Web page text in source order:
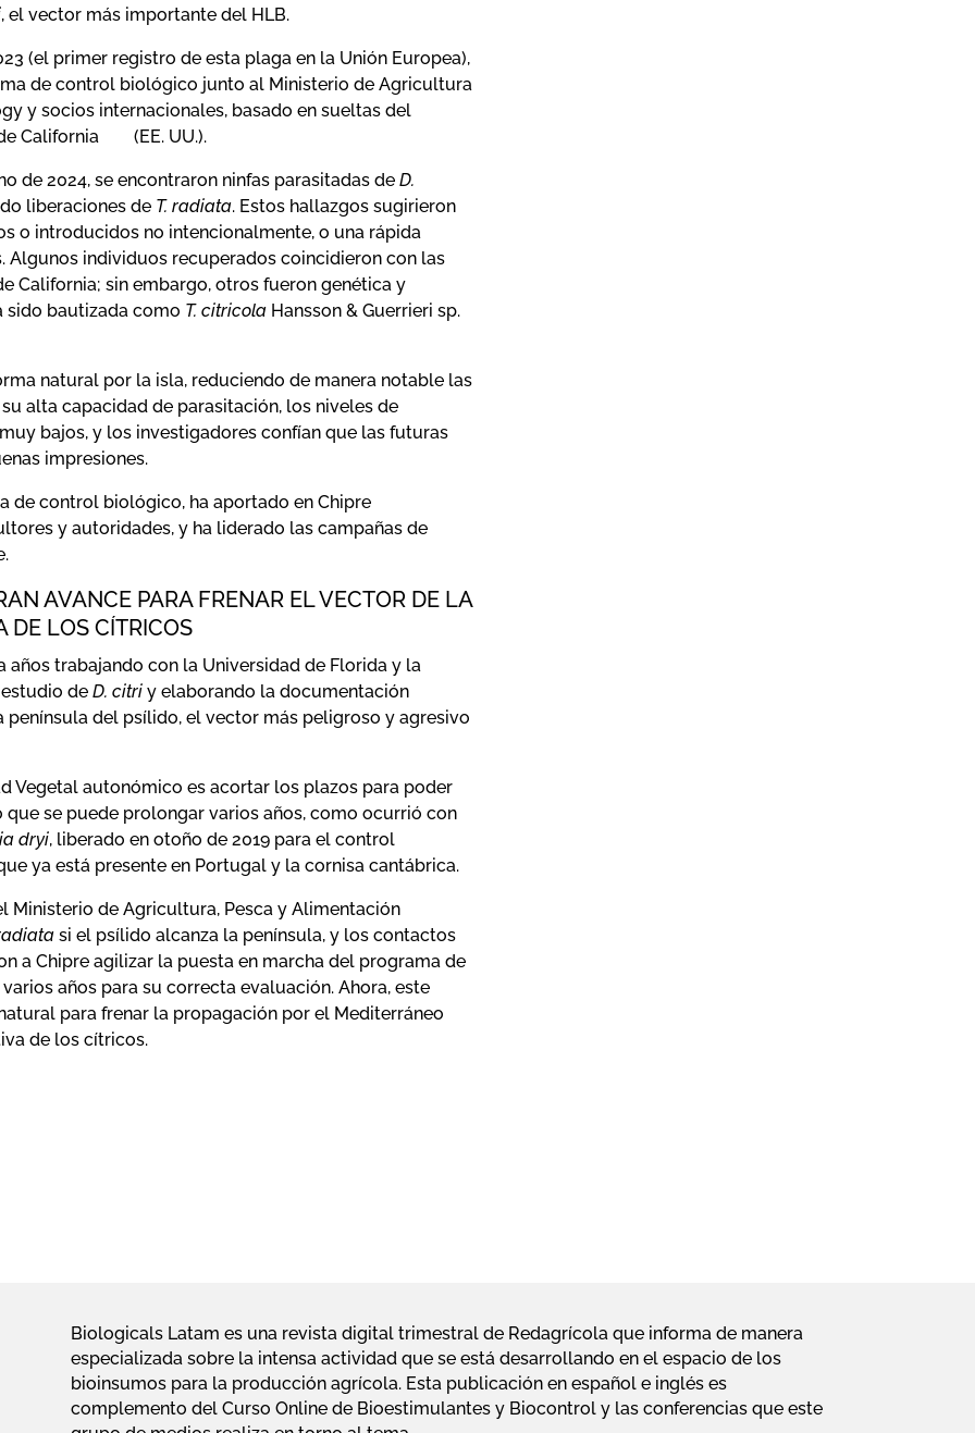
, el vector más importante del HLB.
(el primer registro de esta plaga en la Unión Europea),
de control biológico junto al Ministerio de Agricultura
y socios internacionales, basado en sueltas del
California (EE. UU.).
de 2024, se encontraron ninfas parasitadas de D.
liberaciones de T. radiata. Estos hallazgos sugirieron
o introducidos no intencionalmente, o una rápida
Algunos individuos recuperados coincidieron con las
California; sin embargo, otros fueron genética y
sido bautizada como T. citricola Hansson & Guerrieri sp.
natural por la isla, reduciendo de manera notable las
alta capacidad de parasitación, los niveles de
bajos, y los investigadores confían que las futuras
impresiones.
de control biológico, ha aportado en Chipre
y autoridades, y ha liderado las campañas de
AVANCE PARA FRENAR EL VECTOR DE LA
DE LOS CÍTRICOS
trabajando con la Universidad de Florida y la
de D. citri y elaborando la documentación
península del psílido, el vector más peligroso y agresivo
Vegetal autonómico es acortar los plazos para poder
se puede prolongar varios años, como ocurrió con
dryi, liberado en otoño de 2019 para el control
ya está presente en Portugal y la cornisa cantábrica.
Ministerio de Agricultura, Pesca y Alimentación
si el psílido alcanza la península, y los contactos
a Chipre agilizar la puesta en marcha del programa de
años para su correcta evaluación. Ahora, este
para frenar la propagación por el Mediterráneo
de los cítricos.
Biologicals Latam es una revista digital trimestral de Redagrícola que informa de manera
especializada sobre la intensa actividad que se está desarrollando en el espacio de los
bioinsumos para la producción agrícola. Esta publicación en español e inglés es
complemento del Curso Online de Bioestimulantes y Biocontrol y las conferencias que este